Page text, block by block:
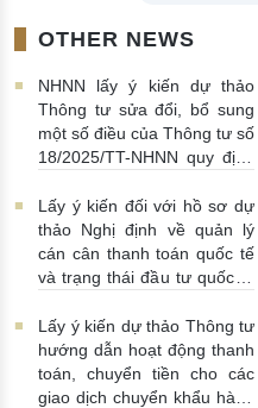
OTHER NEWS
NHNN lấy ý kiến dự thảo
Thông tư sửa đổi, bổ sung
một số điều của Thông tư số
18/2025/TT-NHNN quy định
sẻ thông tin của Hệ thống
thông tin phục vụ công tác
giám sát hoạt động QTDND
và tổ chức TCVM
Lấy ý kiến đối với hồ sơ dự
thảo Nghị định về quản lý
cán cân thanh toán quốc tế
và trạng thái đầu tư quốc tế
10:00:00
Lấy ý kiến dự thảo Thông tư
hướng dẫn hoạt động thanh
toán, chuyển tiền cho các
giao dịch chuyển khẩu hàng